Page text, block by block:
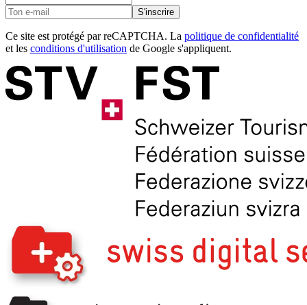
S'inscrire
Ce site est protégé par reCAPTCHA. La politique de confidentialité
et les conditions d'utilisation de Google s'appliquent.